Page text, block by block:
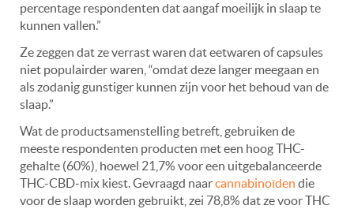
percentage respondenten dat aangaf moeilijk in slaap te
kunnen vallen.”
Ze zeggen dat ze verrast waren dat eetwaren of capsules
niet populairder waren, “omdat deze langer meegaan en
als zodanig gunstiger kunnen zijn voor het behoud van de
slaap.”
Wat de productsamenstelling betreft, gebruiken de
meeste respondenten producten met een hoog THC-
gehalte (60%), hoewel 21,7% voor een uitgebalanceerde
THC-CBD-mix kiest. Gevraagd naarcannabinoïden die
voor de slaap worden gebruikt, zei 78,8% dat ze voor THC